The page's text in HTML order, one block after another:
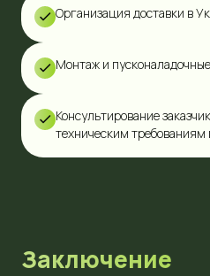
Организация доставки в
Монтаж и
Консультирование
техническим требованиям
Заключение